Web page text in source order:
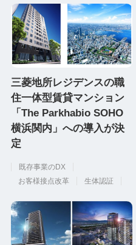
三菱地所レジデンスの職
住一体型賃貸マンション
「The Parkhabio SOHO
横浜関内」への導入が決
定
既存事業のDX
お客様接点改革
生体認証